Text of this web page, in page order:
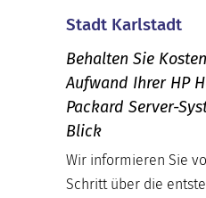
Stadt Karlstadt
Behalten Sie
Aufwand Ihrer HP
Packard Server-
Blick
Wir informieren Sie
Schritt über die